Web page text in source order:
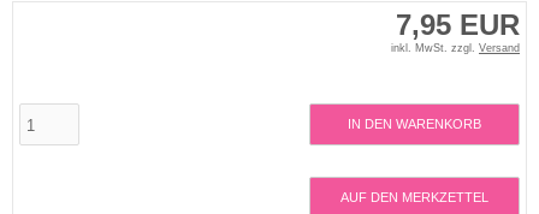
7,95 EUR
inkl. MwSt. zzgl. Versand
IN DEN WARENKORB
AUF DEN MERKZETTEL